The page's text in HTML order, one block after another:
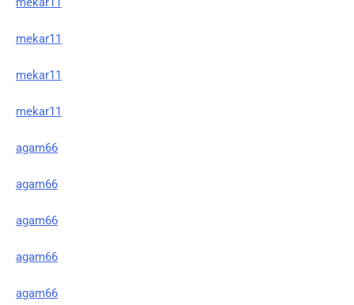
mekar11
mekar11
mekar11
agam66
agam66
agam66
agam66
agam66